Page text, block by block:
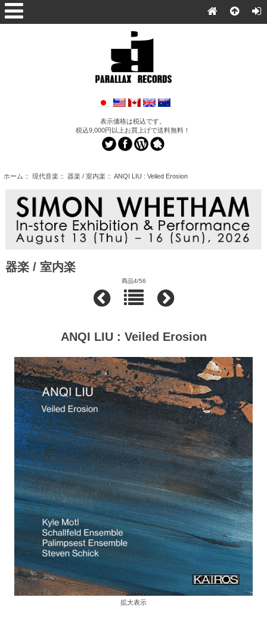
表示価格は税込です。
税込9,000円以上お買上げで送料無料！
ホーム :: 現代音楽 :: 器楽 / 室内楽 :: ANQI LIU : Veiled Erosion
器楽 / 室内楽
商品4/56
ANQI LIU : Veiled Erosion
拡大表示